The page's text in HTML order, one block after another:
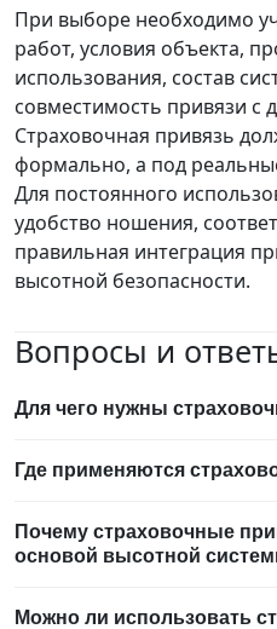
При выборе необходимо
работ, условия объекта,
использования, состав
совместимость привязи с
Страховочная привязь
формально, а под
Для постоянного
удобство ношения,
правильная интеграция
высотной безопасности.
Вопросы и
Для чего нужны
падения с высоты и
Где применяются
техническом обслуживании
Почему страховочные
основой высотной
Можно ли использовать